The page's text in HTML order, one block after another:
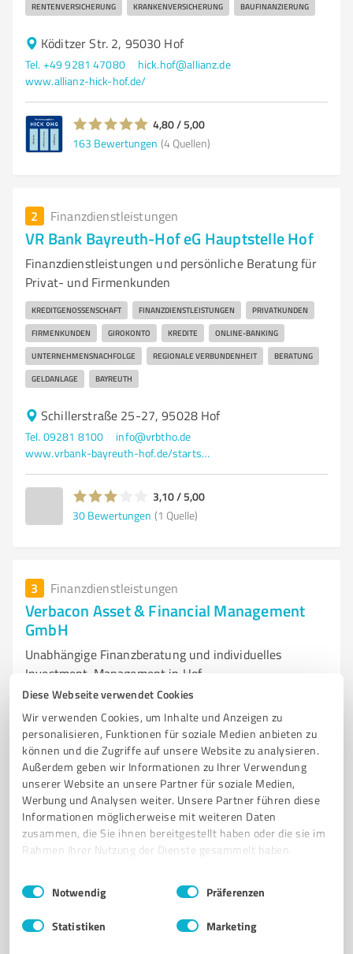
Diese Webseite verwendet Cookies
Wir verwenden Cookies, um Inhalte und Anzeigen zu
personalisieren, Funktionen für soziale Medien anbieten zu
können und die Zugriffe auf unsere Website zu analysieren.
Außerdem geben wir Informationen zu Ihrer Verwendung
unserer Website an unsere Partner für soziale Medien,
Werbung und Analysen weiter. Unsere Partner führen diese
Informationen möglicherweise mit weiteren Daten
zusammen, die Sie ihnen bereitgestellt haben oder die sie im
Rahmen Ihrer Nutzung der Dienste gesammelt haben.
Impressum Datenschutzbestimmungen
Einwilligungsauswahl
Notwendig Präferenzen
Statistiken Marketing
RENTENVERSICHERUNG KRANKENVERSICHERUNG BAUFINANZIERUNG
Köditzer Str. 2, 95030 Hof
Tel. +49 9281 47080
hick.hof@allianz.de
www.allianz-hick-hof.de/
4,80 / 5,00
163 Bewertungen (4 Quellen)
2 Finanzdienstleistungen
VR Bank Bayreuth-Hof eG Hauptstelle Hof
Finanzdienstleistungen und persönliche Beratung für
Privat- und Firmenkunden
KREDITGENOSSENSCHAFT FINANZDIENSTLEISTUNGEN PRIVATKUNDEN
FIRMENKUNDEN GIROKONTO KREDITE ONLINE-BANKING
UNTERNEHMENSNACHFOLGE REGIONALE VERBUNDENHEIT BERATUNG
GELDANLAGE BAYREUTH
Schillerstraße 25-27, 95028 Hof
Tel. 09281 8100
info@vrbtho.de
www.vrbank-bayreuth-hof.de/startseite.html
3,10 / 5,00
30 Bewertungen (1 Quelle)
3 Finanzdienstleistungen
Verbacon Asset & Financial Management
GmbH
Unabhängige Finanzberatung und individuelles
Investment-Management in Hof
FINANZBERATUNG ANLAGEBERATUNG
UNABHÄNGIGE FINANZBERATUNG INVESTMENT-PORTFOLIO-MANAGEMENT
INDIVIDUELLE LÖSUNGEN KAPITALBILDUNG PERSÖNLICHE BERATUNG
MARKTANALYSEN FLEXIBLE ANLAGESTRATEGIEN KUNDENBETREUUNG
Kreuzsteinstraße 37, 95028 Hof
Tel. 09281 72480 info@verbacon.de www.verbacon.de/
0,00 / 5,00